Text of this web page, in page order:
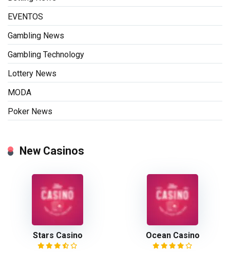
EVENTOS
Gambling News
Gambling Technology
Lottery News
MODA
Poker News
New Casinos
Stars Casino Ocean Casino